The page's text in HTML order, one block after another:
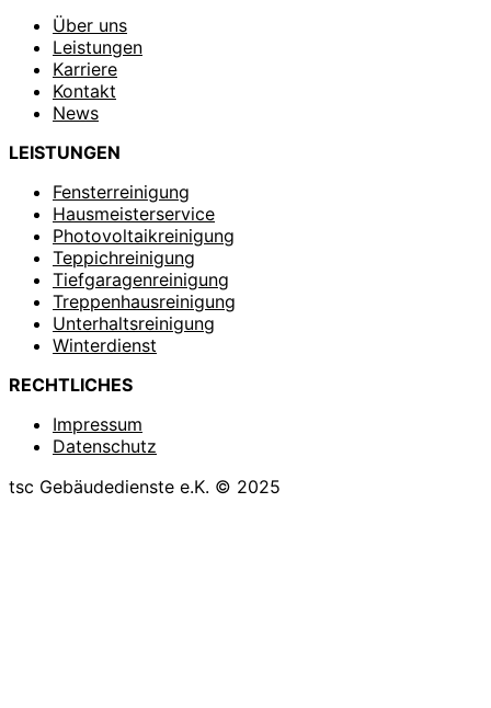
Über uns
Leistungen
Karriere
Kontakt
News
LEISTUNGEN
Fensterreinigung
Hausmeisterservice
Photovoltaikreinigung
Teppichreinigung
Tiefgaragenreinigung
Treppenhausreinigung
Unterhaltsreinigung
Winterdienst
RECHTLICHES
Impressum
Datenschutz
tsc Gebäudedienste e.K. © 2025